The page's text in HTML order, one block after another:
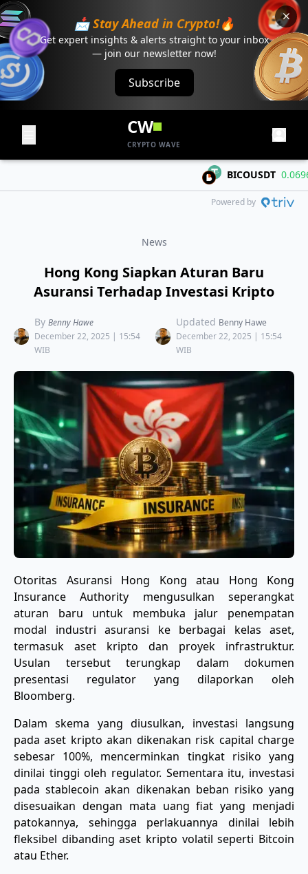
📩 Stay Ahead in Crypto!🔥
Get expert insights & alerts straight to your inbox
— join our newsletter now!
Subscribe
CW
CRYPTO WAVE
BICOUSDT 0.06967
Powered by
News
Hong Kong Siapkan Aturan Baru
Asuransi Terhadap Investasi Kripto
By Benny Hawe
December 22, 2025 | 15:54
WIB
Updated Benny Hawe
December 22, 2025 | 15:54
WIB
Otoritas Asuransi Hong Kong atau Hong Kong
Insurance Authority mengusulkan seperangkat
aturan baru untuk membuka jalur penempatan
modal industri asuransi ke berbagai kelas aset,
termasuk aset kripto dan proyek infrastruktur.
Usulan tersebut terungkap dalam dokumen
presentasi regulator yang dilaporkan oleh
Bloomberg.
Dalam skema yang diusulkan, investasi langsung
pada aset kripto akan dikenakan risk capital charge
sebesar 100%, mencerminkan tingkat risiko yang
dinilai tinggi oleh regulator. Sementara itu, investasi
pada stablecoin akan dikenakan beban risiko yang
disesuaikan dengan mata uang fiat yang menjadi
patokannya, sehingga perlakuannya dinilai lebih
fleksibel dibanding aset kripto volatil seperti Bitcoin
atau Ether.